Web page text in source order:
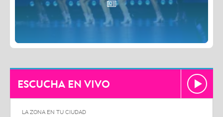
ESCUCHA EN VIVO
LA ZONA EN TU CIUDAD